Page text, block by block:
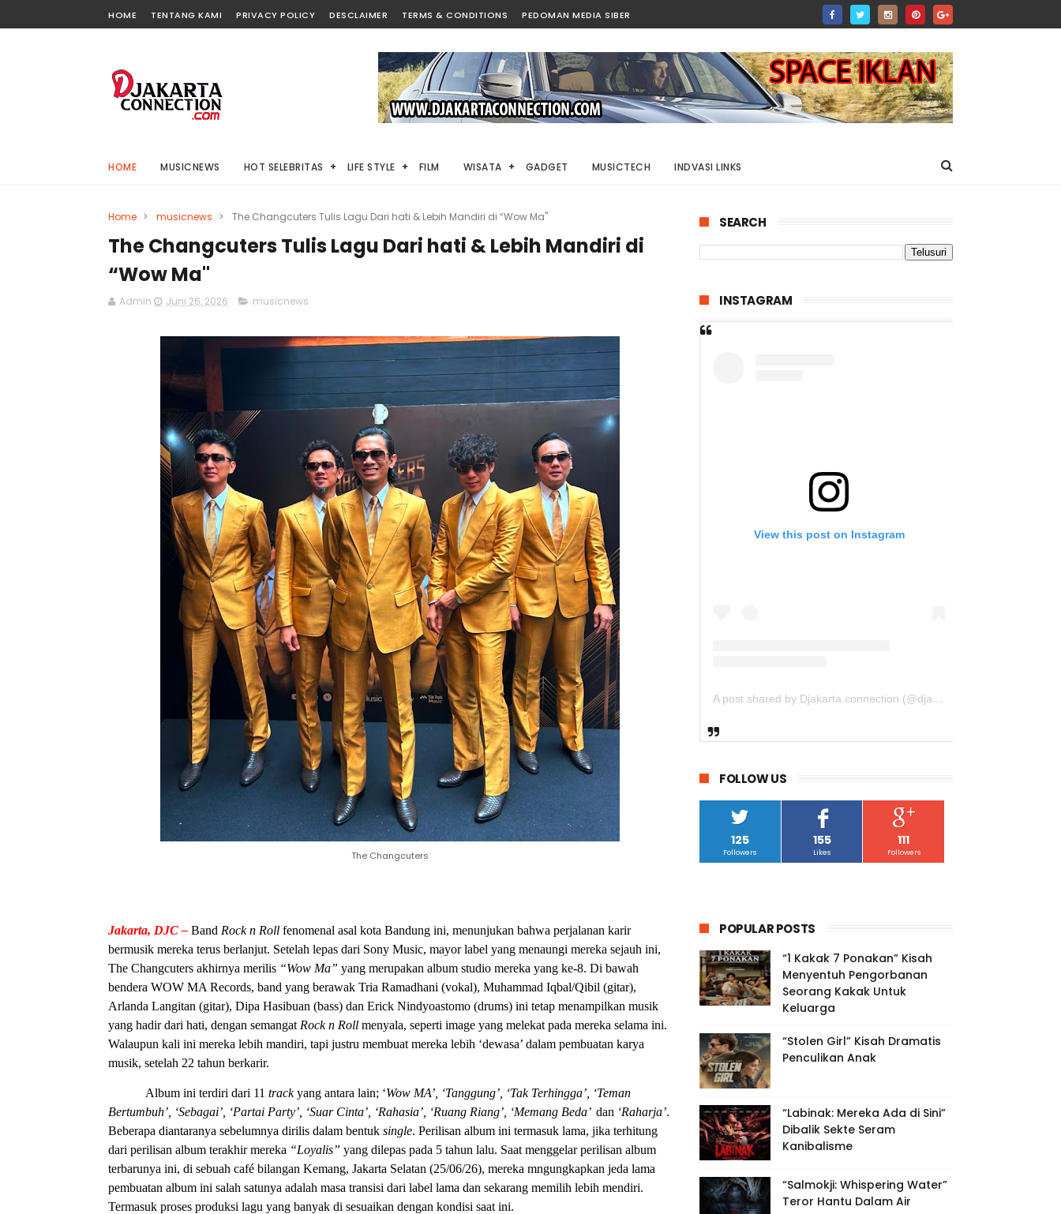
HOME TENTANG KAMI PRIVACY POLICY DESCLAIMER TERMS & CONDITIONS PEDOMAN MEDIA SIBER
HOME MUSICNEWS HOT SELEBRITAS LIFE STYLE FILM WISATA GADGET MUSICTECH INDVASI LINKS
Home > musicnews > The Changcuters Tulis Lagu Dari hati & Lebih Mandiri di “Wow Ma"
The Changcuters Tulis Lagu Dari hati & Lebih Mandiri di
“Wow Ma"
Admin Juni 26, 2026 musicnews
The Changcuters
Jakarta, DJC – Band Rock n Roll fenomenal asal kota Bandung ini, menunjukan bahwa perjalanan karir
bermusik mereka terus berlanjut. Setelah lepas dari Sony Music, mayor label yang menaungi mereka sejauh ini,
The Changcuters akhirnya merilis “Wow Ma” yang merupakan album studio mereka yang ke-8. Di bawah
bendera WOW MA Records, band yang berawak Tria Ramadhani (vokal), Muhammad Iqbal/Qibil (gitar),
Arlanda Langitan (gitar), Dipa Hasibuan (bass) dan Erick Nindyoastomo (drums) ini tetap menampilkan musik
yang hadir dari hati, dengan semangat Rock n Roll menyala, seperti image yang melekat pada mereka selama ini.
Walaupun kali ini mereka lebih mandiri, tapi justru membuat mereka lebih ‘dewasa’ dalam pembuatan karya
musik, setelah 22 tahun berkarir.
Album ini terdiri dari 11 trackyang antara lain; ‘Wow MA’, ‘Tanggung’, ‘Tak Terhingga’, ‘Teman
Bertumbuh’, ‘Sebagai’, ‘Partai Party’, ‘Suar Cinta’, ‘Rahasia’, ‘Ruang Riang’, ‘Memang Beda’ dan ‘Raharja’.
Beberapa diantaranya sebelumnya dirilis dalam bentuk single. Perilisan album ini termasuk lama, jika terhitung
dari perilisan album terakhir mereka “Loyalis” yang dilepas pada 5 tahun lalu. Saat menggelar perilisan album
terbarunya ini, di sebuah café bilangan Kemang, Jakarta Selatan (25/06/26), mereka mngungkapkan jeda lama
pembuatan album ini salah satunya adalah masa transisi dari label lama dan sekarang memilih lebih mendiri.
Termasuk proses produksi lagu yang banyak di sesuaikan dengan kondisi saat ini.
SEARCH
INSTAGRAM
View this post on Instagram
A post shared by Djakarta.connection (@djakarta.connection)
FOLLOW US
125
Followers
155
Likes
111
Followers
POPULAR POSTS
“1 Kakak 7 Ponakan” Kisah
Menyentuh Pengorbanan
Seorang Kakak Untuk
Keluarga
“Stolen Girl” Kisah Dramatis
Penculikan Anak
“Labinak: Mereka Ada di Sini”
Dibalik Sekte Seram
Kanibalisme
“Salmokji: Whispering Water”
Teror Hantu Dalam Air